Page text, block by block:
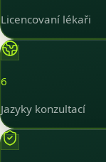
Licencovaní lékaři
6
Jazyky konzultací